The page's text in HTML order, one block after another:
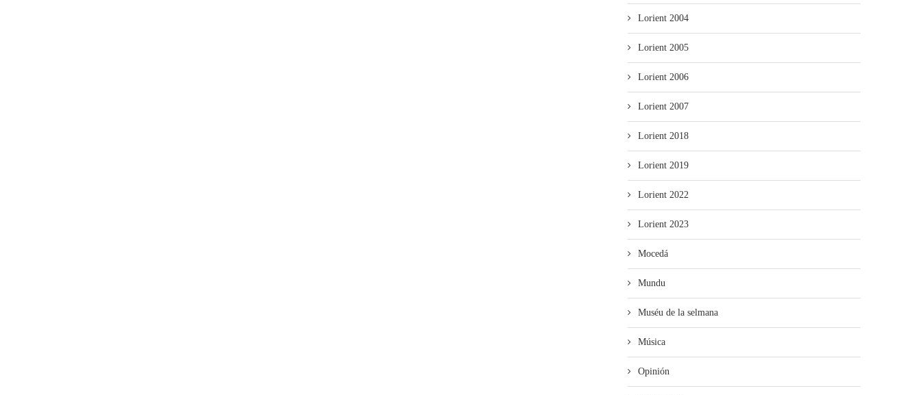
Lorient 2004
Lorient 2005
Lorient 2006
Lorient 2007
Lorient 2018
Lorient 2019
Lorient 2022
Lorient 2023
Mocedá
Mundu
Muséu de la selmana
Música
Opinión